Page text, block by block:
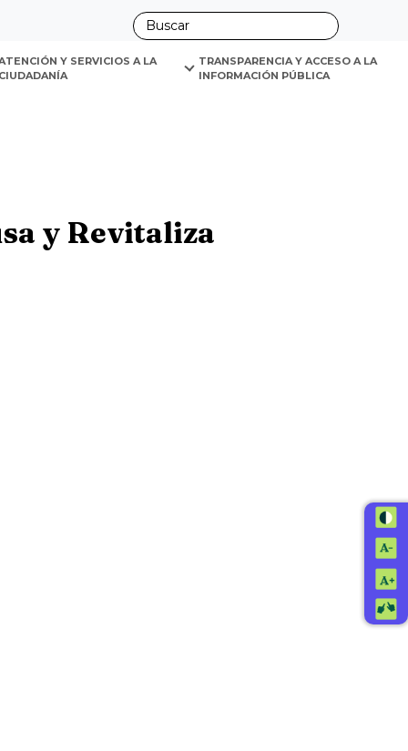
Y SERVICIOS A LA
CIUDADANÍA
TRANSPARENCIA Y ACCESO A LA
INFORMACIÓN PÚBLICA